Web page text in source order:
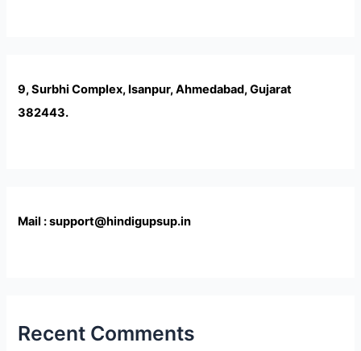
9, Surbhi Complex, Isanpur, Ahmedabad, Gujarat
382443.
Mail : support@hindigupsup.in
Recent Comments